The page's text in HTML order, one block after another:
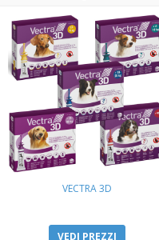
VECTRA 3D
VEDI PREZZI